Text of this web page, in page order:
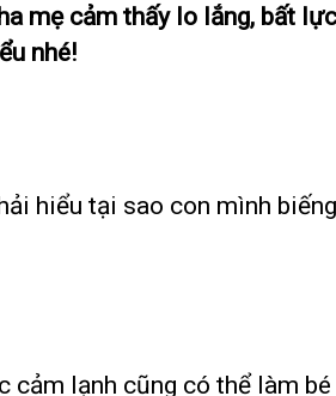
mẹ cảm thấy lo lắng, bất
nhé!
hiểu tại sao con mình
cảm lạnh cũng có thể làm